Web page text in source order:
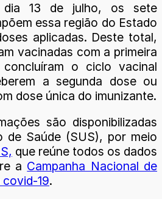
dia 13 de julho, os sete
essa região do Estado
aplicadas. Deste total,
vacinadas com a primeira
o ciclo vacinal
a segunda dose ou
dose única do imunizante.
são disponibilizadas
de Saúde (SUS), por meio
que reúne todos os dados
a Campanha Nacional de
19.